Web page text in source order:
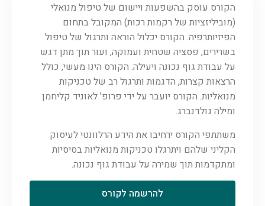
הקורס עוסק בהשפעות ויישום של טיפול מנואלי
(מוביליזציות של רקמות רכות) המקובל בתחום
הפיזיותרפיה. הקורס יכלול הוראה ותרגול של טיפול
בשרירים, פסציה שטחית ועמוקה, ועור תוך מתן דגש
על עבודת גוף נכונה ויעילה. הקורס הינו מעשי, כולל
הרצאות קצרות, הדגמות ותרגול רב של טכניקות
מנואליות. הקורס יועבר על ידי פרופ' לאוניד קליחמן
ומילה גולדנברג.
משתתפי הקורס ירחיבו את הידע הרלוונטי לעיסוק
הקליני שלהם ויתרגלו טכניקות מנואליות בסיסיות
ומתקדמות תוך שמירה על עבודת גוף נכונה.
להרשמה לקורס